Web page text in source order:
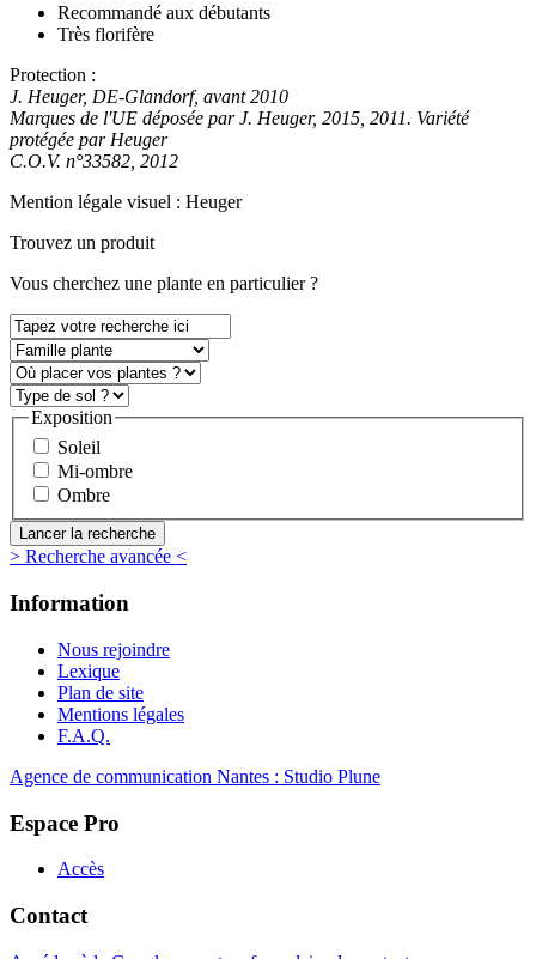
Recommandé aux débutants
Très florifère
Protection :
J. Heuger, DE-Glandorf, avant 2010
Marques de l'UE déposée par J. Heuger, 2015, 2011. Variété
protégée par Heuger
C.O.V. n°33582, 2012
Mention légale visuel : Heuger
Trouvez un produit
Vous cherchez une plante en particulier ?
Exposition
Soleil
Mi-ombre
Ombre
> Recherche avancée <
Information
Nous rejoindre
Lexique
Plan de site
Mentions légales
F.A.Q.
Agence de communication Nantes : Studio Plune
Espace Pro
Accès
Contact